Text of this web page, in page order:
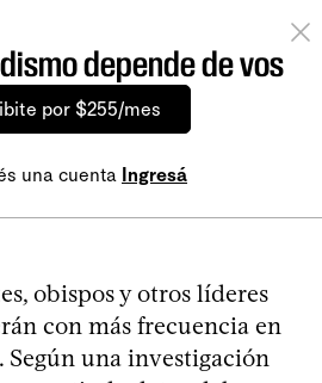
depende de vos
por $255/mes
una cuenta Ingresá
obispos y otros líderes
con más frecuencia en
Según una investigación